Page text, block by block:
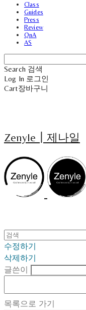
Class
Guides
Press
Review
QnA
AS
Search 검색
Log In 로그인
Cart장바구니
Zenyle┃제나일
수정하기
삭제하기
글쓴이
목록으로 가기